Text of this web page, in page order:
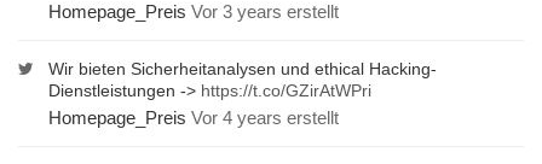
Homepage_Preis Vor 3 years erstellt
Wir bieten Sicherheitanalysen und ethical Hacking-
Dienstleistungen -> https://t.co/GZirAtWPri
Homepage_Preis Vor 4 years erstellt